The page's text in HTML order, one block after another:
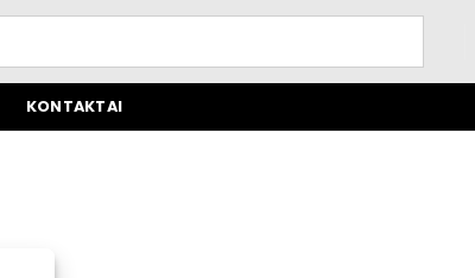
KONTAKTAI